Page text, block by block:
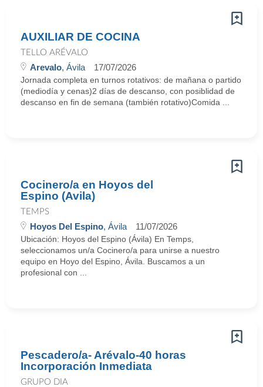
AUXILIAR DE COCINA
TELLO ARÉVALO
Arevalo, Ávila 17/07/2026
Jornada completa en turnos rotativos: de mañana o partido
(mediodía y cenas)2 días de descanso, con posiblidad de
descanso en fin de semana (también rotativo)Comida ...
Cocinero/a en Hoyos del
Espino (Avila)
TEMPS
Hoyos Del Espino, Ávila 11/07/2026
Ubicación: Hoyos del Espino (Ávila) En Temps,
seleccionamos un/a Cocinero/a para unirse a nuestro
equipo en Hoyo del Espino, Ávila. Buscamos a un
profesional con ...
Pescadero/a- Arévalo-40 horas
Incorporación Inmediata
GRUPO DIA